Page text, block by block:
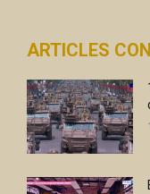
ARTICLES